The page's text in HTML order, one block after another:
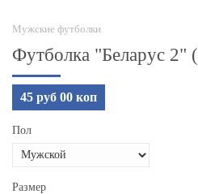
Мужские футболки
Футболка "Беларус 2"
45 руб 00 коп
Пол
Размер